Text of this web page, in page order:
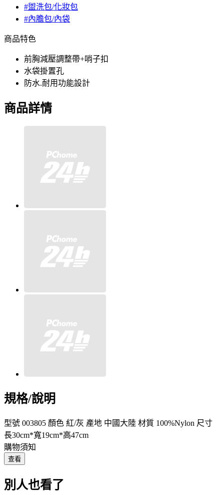
#盥洗包/化妝包
#內膽包/內袋
商品特色
前胸減壓調整帶+哨子扣
水袋掛置孔
防水.耐用功能設計
商品詳情
規格/說明
型號 003805 顏色 紅/灰 產地 中國大陸 材質 100%Nylon 尺寸
長30cm*寬19cm*高47cm
購物須知
查看
別人也看了